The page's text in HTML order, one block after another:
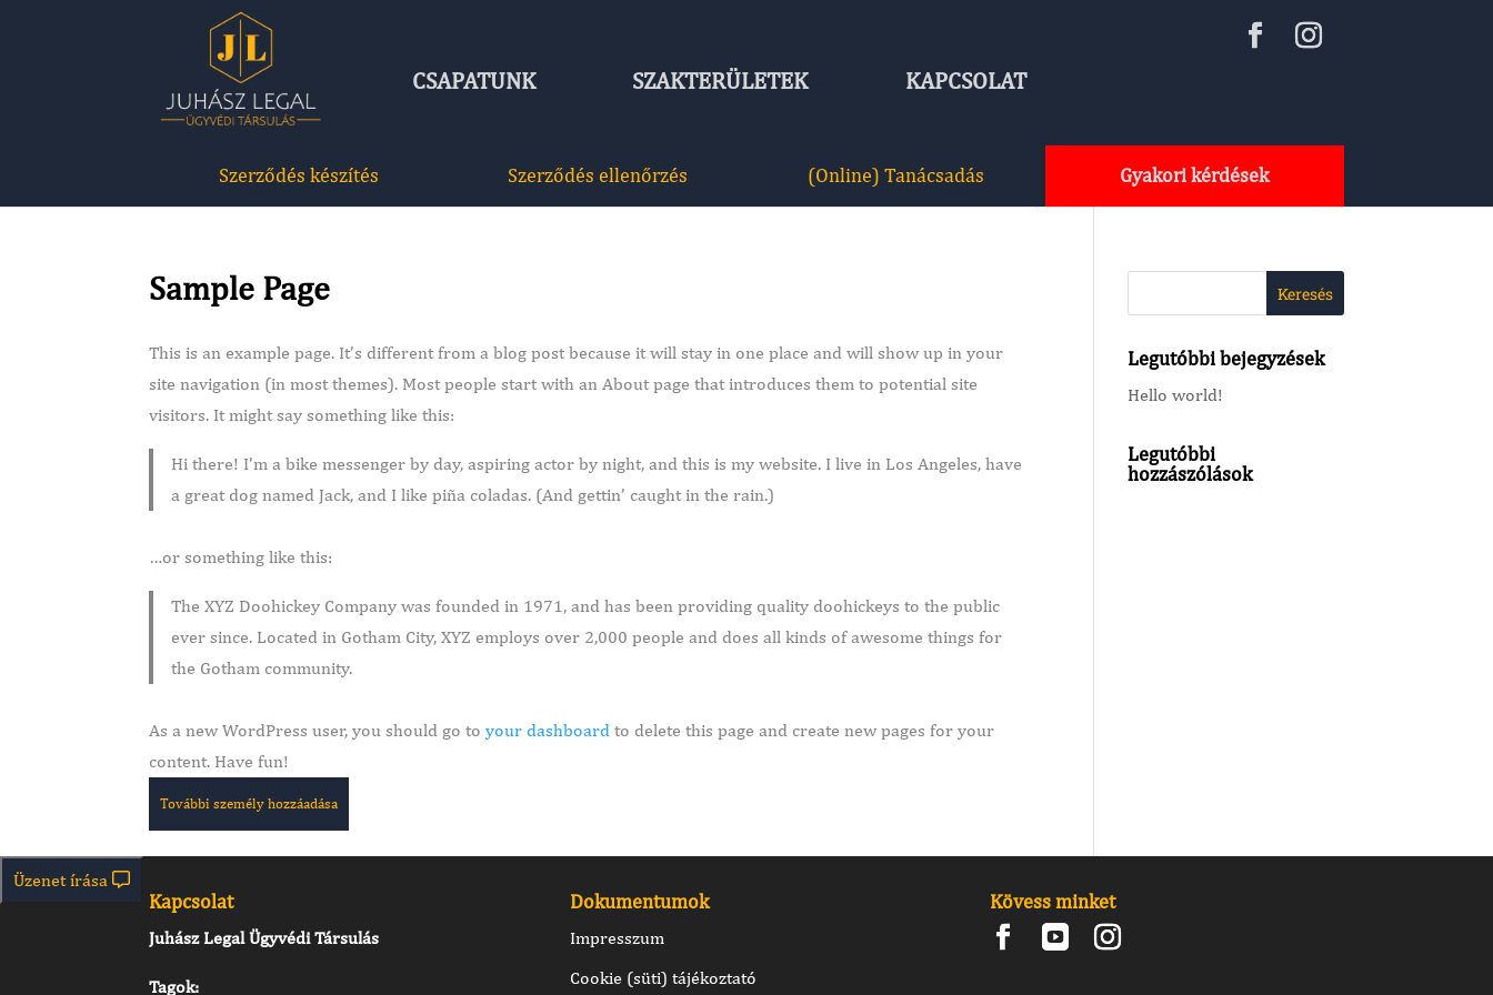
CSAPATUNK SZAKTERÜLETEK KAPCSOLAT
Szerződés készítés Szerződés ellenőrzés (Online) Tanácsadás Gyakori kérdések
Sample Page
This is an example page. It’s different from a blog post because it will stay in one place and will show up in your
site navigation (in most themes). Most people start with an About page that introduces them to potential site
visitors. It might say something like this:
Hi there! I’m a bike messenger by day, aspiring actor by night, and this is my website. I live in Los Angeles, have
a great dog named Jack, and I like piña coladas. (And gettin’ caught in the rain.)
…or something like this:
The XYZ Doohickey Company was founded in 1971, and has been providing quality doohickeys to the public
ever since. Located in Gotham City, XYZ employs over 2,000 people and does all kinds of awesome things for
the Gotham community.
As a new WordPress user, you should go toyour dashboard to delete this page and create new pages for your
content. Have fun!
További személy hozzáadása
Legutóbbi bejegyzések
Hello world!
Legutóbbi
hozzászólások
Üzenet írása
Kapcsolat
Juhász Legal Ügyvédi Társulás
Tagok:
Dokumentumok
Impresszum
Cookie (süti) tájékoztató
Kövess minket